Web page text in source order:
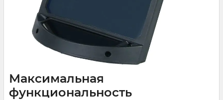
Максимальная
функциональность